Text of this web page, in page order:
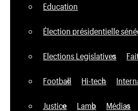
Education
Élection présidentielle
Elections Legislatives
Football Hi-tech
Justice Lamb Médias